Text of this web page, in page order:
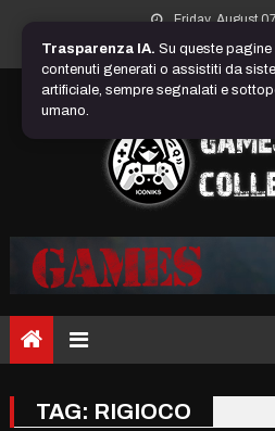
content
Friday, August
TAG: RIGIOCO
Trasparenza IA. Su queste
contenuti generati o assistiti da
artificiale, sempre segnalati e
umano.